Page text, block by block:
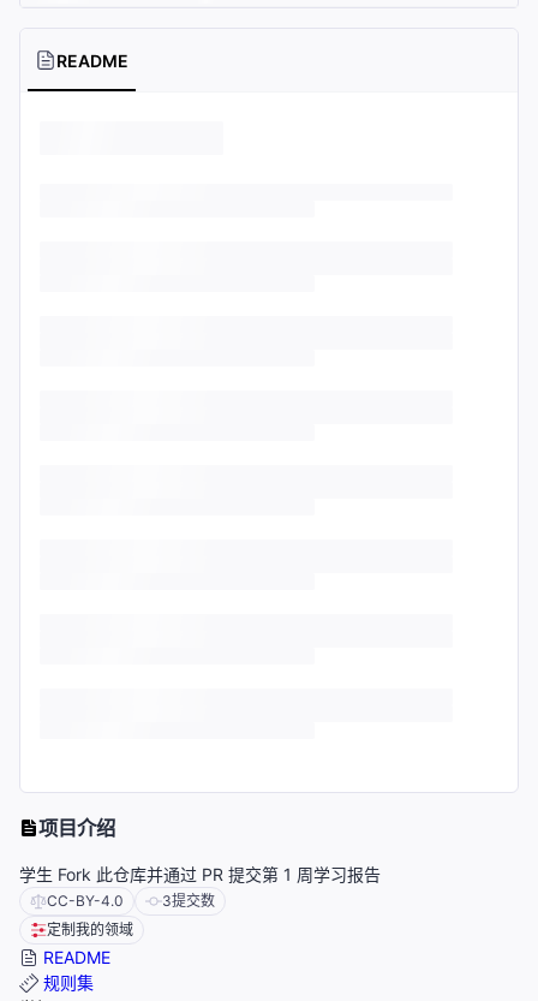
README
项目介绍
学生 Fork 此仓库并通过 PR 提交第 1 周学习报告
CC-BY-4.0 3提交数
定制我的领域
README
规则集